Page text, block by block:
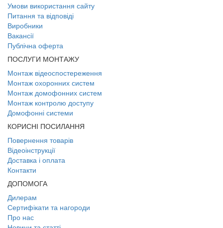
Умови використання сайту
Питання та відповіді
Виробники
Вакансії
Публічна оферта
ПОСЛУГИ МОНТАЖУ
Монтаж відеоспостереження
Монтаж охоронних систем
Монтаж домофонних систем
Монтаж контролю доступу
Домофонні системи
КОРИСНІ ПОСИЛАННЯ
Повернення товарів
Відеоінструкції
Доставка і оплата
Контакти
ДОПОМОГА
Дилерам
Сертифікати та нагороди
Про нас